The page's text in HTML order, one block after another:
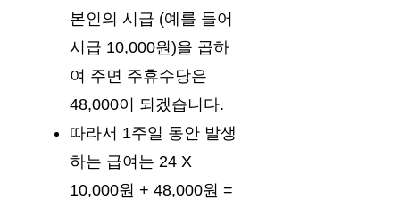
본인의 시급 (예를 들어
시급 10,000원)을 곱하
여 주면 주휴수당은
48,000이 되겠습니다.
따라서 1주일 동안 발생
하는 급여는 24 X
10,000원 + 48,000원 =